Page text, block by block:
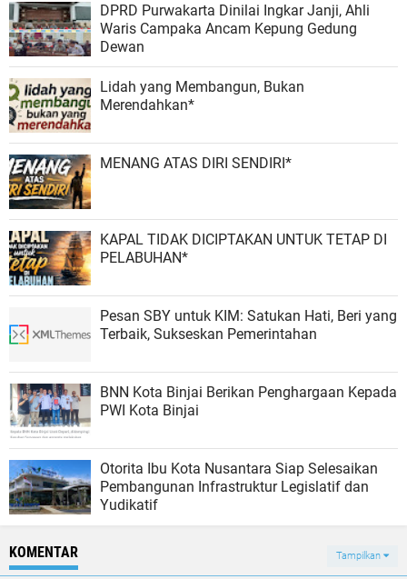
DPRD Purwakarta Dinilai Ingkar Janji, Ahli
Waris Campaka Ancam Kepung Gedung
Dewan
Lidah yang Membangun, Bukan
Merendahkan*
MENANG ATAS DIRI SENDIRI*
KAPAL TIDAK DICIPTAKAN UNTUK TETAP DI
PELABUHAN*
Pesan SBY untuk KIM: Satukan Hati, Beri yang
Terbaik, Sukseskan Pemerintahan
BNN Kota Binjai Berikan Penghargaan Kepada
PWI Kota Binjai
Otorita Ibu Kota Nusantara Siap Selesaikan
Pembangunan Infrastruktur Legislatif dan
Yudikatif
KOMENTAR Tampilkan